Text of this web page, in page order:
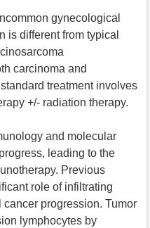
gynecological
is different from typical
carcinoma and
treatment involves
+/- radiation therapy.
and molecular
leading to the
Previous
role of infiltrating
progression. Tumor
lymphocytes by